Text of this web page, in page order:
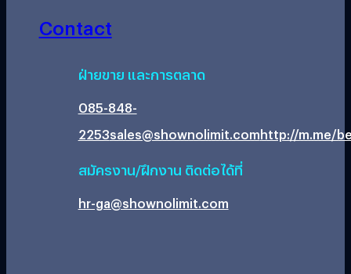
Contact
ฝ่ายขาย และการตลาด
085-848-
2253sales@shownolimit.comhttp://m.me/
สมัครงาน/ฝึกงาน ติดต่อได้ที่
hr-ga@shownolimit.com